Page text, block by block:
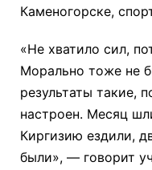
Каменогорске,
«Не хватило сил,
Морально тоже не
результаты такие,
настроен. Месяц
Киргизию ездили,
были», — говорит